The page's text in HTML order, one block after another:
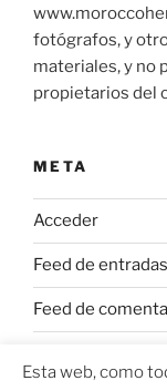
fotógrafos, y
materiales, y no
propietarios del
META
Acceder
Feed de entradas
Feed de
Esta web, como